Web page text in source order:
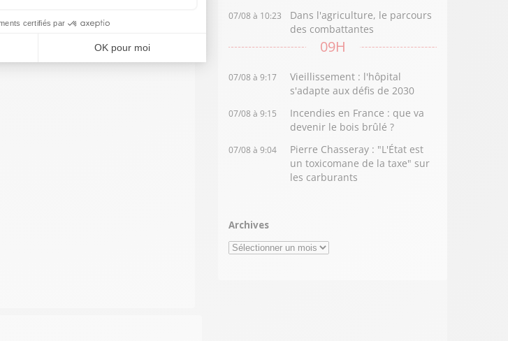
Mongrand à Marseille.
07/08 à 10:23
Dans l'agriculture, le parcours
des combattantes
09H
07/08 à 9:17
Vieillissement : l'hôpital
s'adapte aux défis de 2030
07/08 à 9:15
Incendies en France : que va
devenir le bois brûlé ?
07/08 à 9:04
Pierre Chasseray : "L'État est
un toxicomane de la taxe" sur
les carburants
Archives
Archives